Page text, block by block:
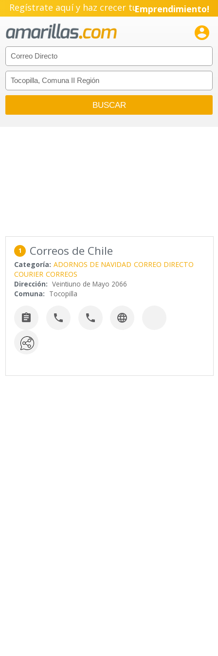
Regístrate aquí y haz crecer tuEmprendimiento!

1 Correos de Chile
Categoría: ADORNOS DE NAVIDAD CORREO DIRECTO
COURIER CORREOS
Dirección: Veintiuno de Mayo 2066
Comuna: Tocopilla
   